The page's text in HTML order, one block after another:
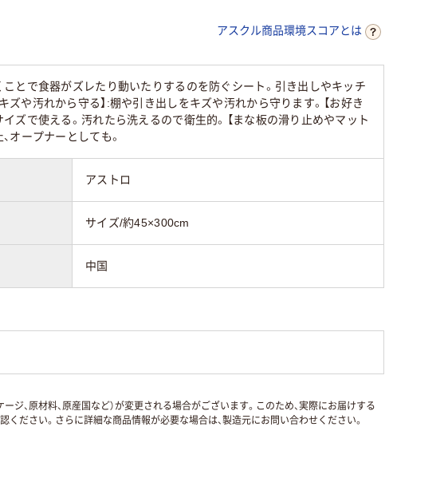
アスクル商品環境スコアとは
とで食器がズレたり動いたりするのを防ぐシート。引き出しやキッチ
や汚れから守る】:棚や引き出しをキズや汚れから守ります。【お好き
ズで使える。汚れたら洗えるので衛生的。【まな板の滑り止めやマット
オープナーとしても。
アストロ
サイズ/約45×300cm
中国
ジ、原材料、原産国など）が変更される場合がございます。このため、実際にお届けする
ださい。さらに詳細な商品情報が必要な場合は、製造元にお問い合わせください。